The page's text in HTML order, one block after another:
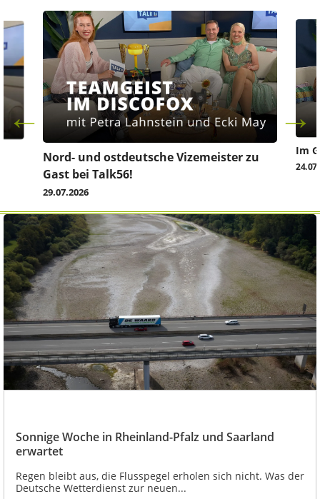
Nord- und ostdeutsche Vizemeister zu
Gast bei Talk56!
29.07.2026
Im
Sonnige Woche in Rheinland-Pfalz und Saarland
erwartet
Regen bleibt aus, die Flusspegel erholen sich nicht. Was der
Deutsche Wetterdienst zur neuen...